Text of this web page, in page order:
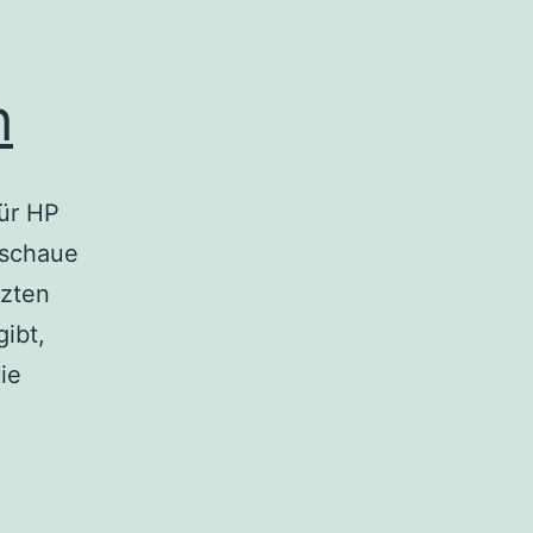
HP